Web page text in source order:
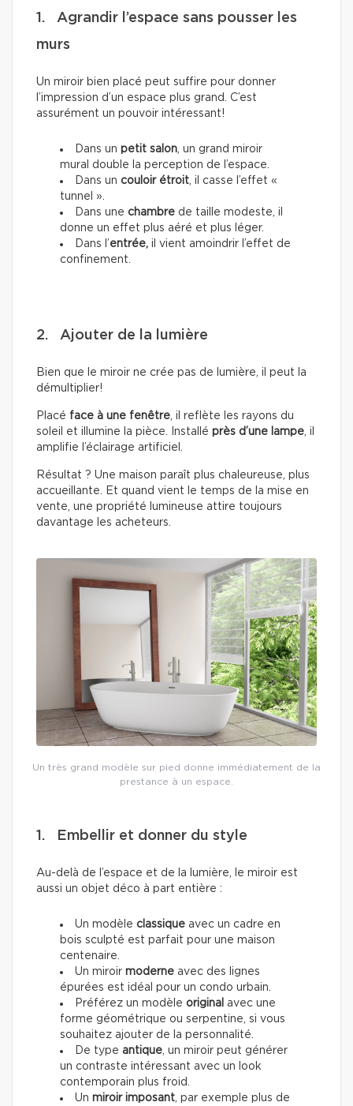
1. Agrandir l’espace sans pousser les
murs
Un miroir bien placé peut suffire pour donner
l’impression d’un espace plus grand. C’est
assurément un pouvoir intéressant!
Dans un petit salon, un grand miroir
mural double la perception de l’espace.
Dans un couloir étroit, il casse l’effet «
tunnel ».
Dans une chambre de taille modeste, il
donne un effet plus aéré et plus léger.
Dans l’entrée, il vient amoindrir l’effet de
confinement.
2. Ajouter de la lumière
Bien que le miroir ne crée pas de lumière, il peut la
démultiplier!
Placé face à une fenêtre, il reflète les rayons du
soleil et illumine la pièce. Installé près d’une lampe, il
amplifie l’éclairage artificiel.
Résultat ? Une maison paraît plus chaleureuse, plus
accueillante. Et quand vient le temps de la mise en
vente, une propriété lumineuse attire toujours
davantage les acheteurs.
Un très grand modèle sur pied donne immédiatement de la
prestance à un espace.
1. Embellir et donner du style
Au-delà de l’espace et de la lumière, le miroir est
aussi un objet déco à part entière :
Un modèle classique avec un cadre en
bois sculpté est parfait pour une maison
centenaire.
Un miroir moderne avec des lignes
épurées est idéal pour un condo urbain.
Préférez un modèle original avec une
forme géométrique ou serpentine, si vous
souhaitez ajouter de la personnalité.
De type antique, un miroir peut générer
un contraste intéressant avec un look
contemporain plus froid.
Un miroir imposant, par exemple plus de